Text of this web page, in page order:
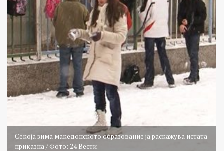
Секоја зима македонското образование ја раскажува истата
приказна / Фото: 24 Вести